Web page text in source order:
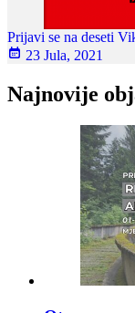
Prijavi se na deseti
23 Jula, 2021
Najnovije